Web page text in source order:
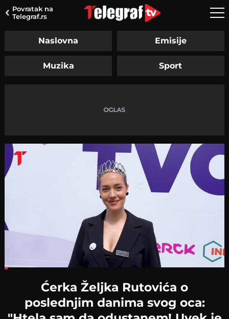
Povratak na
Telegraf.rs
Naslovna Emisije
Muzika Sport
Ćerka Željka Rutovića o
poslednjim danima svog oca: